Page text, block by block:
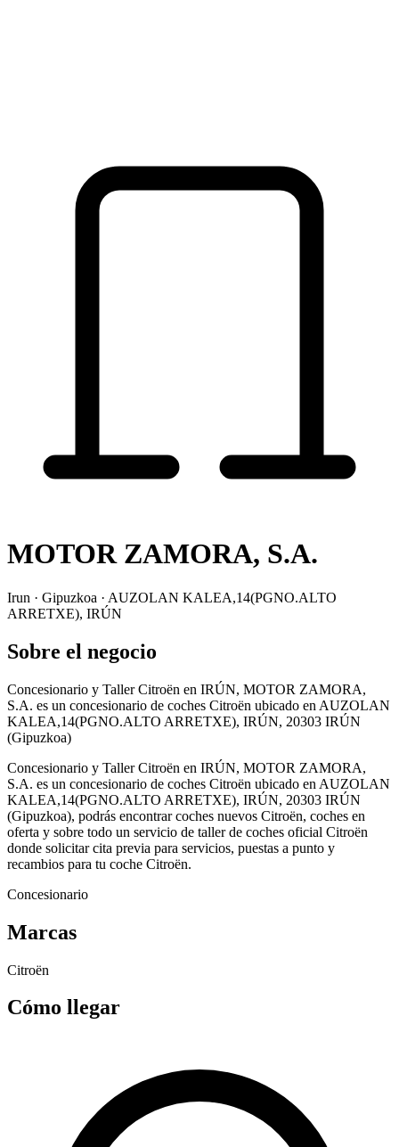
MOTOR ZAMORA, S.A.
Irun · Gipuzkoa · AUZOLAN KALEA,14(PGNO.ALTO
ARRETXE), IRÚN
Sobre el negocio
Concesionario y Taller Citroën en IRÚN, MOTOR ZAMORA,
S.A. es un concesionario de coches Citroën ubicado en AUZOLAN
KALEA,14(PGNO.ALTO ARRETXE), IRÚN, 20303 IRÚN
(Gipuzkoa)
Concesionario y Taller Citroën en IRÚN, MOTOR ZAMORA,
S.A. es un concesionario de coches Citroën ubicado en AUZOLAN
KALEA,14(PGNO.ALTO ARRETXE), IRÚN, 20303 IRÚN
(Gipuzkoa), podrás encontrar coches nuevos Citroën, coches en
oferta y sobre todo un servicio de taller de coches oficial Citroën
donde solicitar cita previa para servicios, puestas a punto y
recambios para tu coche Citroën.
Concesionario
Marcas
Citroën
Cómo llegar